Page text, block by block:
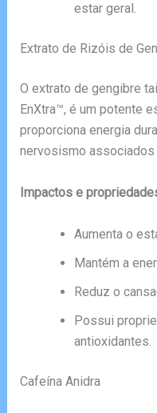
estar geral.
Extrato de Rizóis de
O extrato de gengibre
EnXtra™, é um potente
proporciona energia
nervosismo associados
Impactos e
Aumenta o
Mantém a
Reduz o
Possui
antioxidantes.
Cafeína Anidra